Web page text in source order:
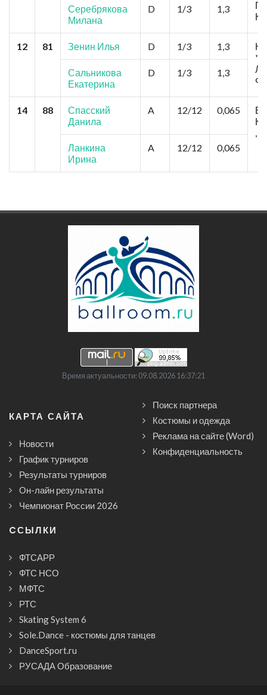
Серебрякова
Милана
D 1/3 1,3
12 81 Зенин Илья D 1/3 1,3
Сальникова
Екатерина
D 1/3 1,3
14 88
Спасский
Данила
A 12/12 0,065
,
Ланкина
Ирина
A 12/12 0,065
Время актуальности: 09.08.2026 16:37:21
КАРТА САЙТА
Новости
График турниров
Результаты турниров
Он-лайн результаты
Чемпионат России 2026
Поиск партнера
Костюмы и одежда
Реклама на сайте (Word)
Конфиденциальность
CСЫЛКИ
ФТСАРР
ФТС НСО
МФТС
РТС
Skating System 6
Sole.Dance - костюмы для танцев
DanceSport.ru
РУСАДА Образование